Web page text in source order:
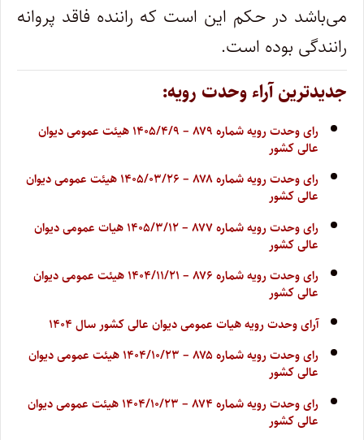
می‌باشد در حکم این است که راننده فاقد پروانه
رانندگی بوده است.
جدیدترین آراء وحدت رویه:
رای وحدت رویه شماره ۸۷۹ – ۱۴۰۵/۴/۹ هیئت عمومی دیوان
عالی کشور
رای وحدت رویه شماره ۸۷۸ – ۱۴۰۵/۰۳/۲۶ هیئت عمومی دیوان
عالی کشور
رای وحدت رویه شماره ۸۷۷ – ۱۴۰۵/۳/۱۲ هیات عمومی دیوان
عالی کشور
رای وحدت رویه شماره ۸۷۶ – ۱۴۰۴/۱۱/۲۱ هیئت عمومی دیوان
عالی کشور
آرای وحدت رویه هیات عمومی دیوان عالی کشور سال ۱۴۰۴
رای وحدت رویه شماره ۸۷۵ – ۱۴۰۴/۱۰/۲۳ هیئت عمومی دیوان
عالی کشور
رای وحدت رویه شماره ۸۷۴ – ۱۴۰۴/۱۰/۲۳ هیئت عمومی دیوان
عالی کشور